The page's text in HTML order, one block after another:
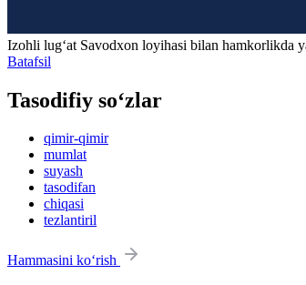
Izohli lugʻat Savodxon loyihasi bilan hamkorlikda
Batafsil
Tasodifiy so‘zlar
qimir-qimir
mumlat
suyash
tasodifan
chiqasi
tezlantiril
Hammasini ko‘rish